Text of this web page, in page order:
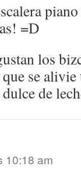
=D
los
se
de
10:18 am